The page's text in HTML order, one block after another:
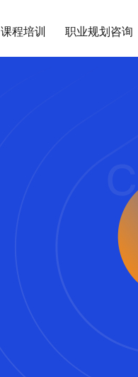
课程培训 职业规划咨询